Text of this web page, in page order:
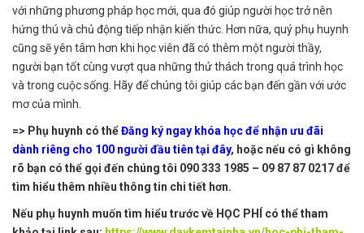
với những phương pháp học mới, qua đó giúp người học trở nên
hứng thú và chủ động tiếp nhận kiến thức. Hơn nữa, quý phụ huynh
cũng sẽ yên tâm hơn khi học viên đã có thêm một người thầy,
người bạn tốt cùng vượt qua những thử thách trong quá trình học
và trong cuộc sống. Hãy để chúng tôi giúp các bạn đến gần với ước
mơ của mình.
=> Phụ huynh có thểĐăng ký ngay khóa học để nhận ưu đãi
dành riêng cho 100 người đầu tiên tại đây, hoặc nếu có gì không
rõ bạn có thể gọi đến chúng tôi 090 333 1985 – 09 87 87 0217để
tìm hiểu thêm nhiều thông tin chi tiết hơn.
Nếu phụ huynh muốn tìm hiểu trước về HỌC PHÍ có thể tham